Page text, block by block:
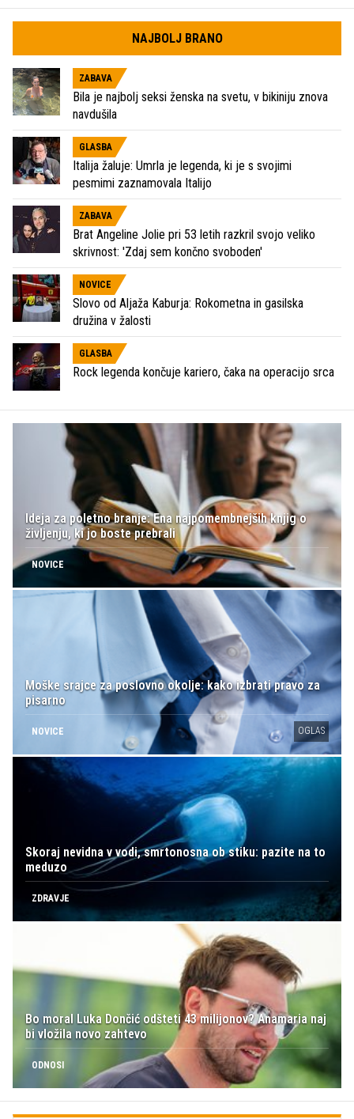
NAJBOLJ BRANO
ZABAVA
Bila je najbolj seksi ženska na svetu, v bikiniju znova
navdušila
GLASBA
Italija žaluje: Umrla je legenda, ki je s svojimi
pesmimi zaznamovala Italijo
ZABAVA
Brat Angeline Jolie pri 53 letih razkril svojo veliko
skrivnost: 'Zdaj sem končno svoboden'
NOVICE
Slovo od Aljaža Kaburja: Rokometna in gasilska
družina v žalosti
GLASBA
Rock legenda končuje kariero, čaka na operacijo srca
Ideja za poletno branje: Ena najpomembnejših knjig o
življenju, ki jo boste prebrali
NOVICE
Moške srajce za poslovno okolje: kako izbrati pravo za
pisarno
NOVICE OGLAS
Skoraj nevidna v vodi, smrtonosna ob stiku: pazite na to
meduzo
ZDRAVJE
Bo moral Luka Dončić odšteti 43 milijonov? Anamaria naj
bi vložila novo zahtevo
ODNOSI